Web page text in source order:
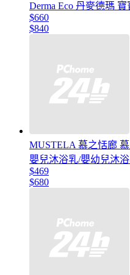
Derma Eco 丹麥德瑪
$660
$840
MUSTELA 慕之恬廊
嬰兒沐浴乳/嬰幼兒沐
$469
$680